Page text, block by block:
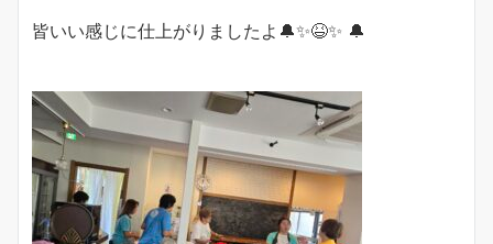
皆いい感じに仕上がりましたよ🔔✨😆✨ 🔔